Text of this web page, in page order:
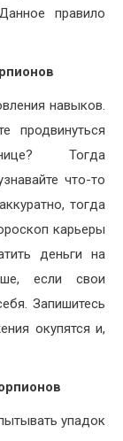
правило
навыков.
продвинуться
Тогда
что-то
тогда
карьеры
деньги на
если свои
Запишитесь
окупятся и,
упадок